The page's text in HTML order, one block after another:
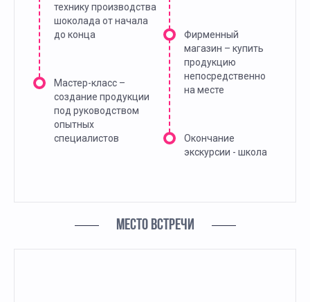
технику производства
шоколада от начала
до конца
Мастер-класс –
создание продукции
под руководством
опытных
специалистов
Фирменный
магазин – купить
продукцию
непосредственно
на месте
Окончание
экскурсии - школа
МЕСТО ВСТРЕЧИ